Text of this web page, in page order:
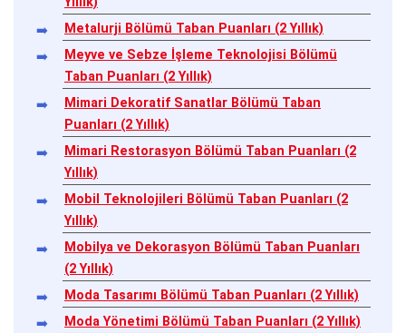
Metalurji Bölümü Taban Puanları (2 Yıllık)
Meyve ve Sebze İşleme Teknolojisi Bölümü
Taban Puanları (2 Yıllık)
Mimari Dekoratif Sanatlar Bölümü Taban
Puanları (2 Yıllık)
Mimari Restorasyon Bölümü Taban Puanları (2
Yıllık)
Mobil Teknolojileri Bölümü Taban Puanları (2
Yıllık)
Mobilya ve Dekorasyon Bölümü Taban Puanları
(2 Yıllık)
Moda Tasarımı Bölümü Taban Puanları (2 Yıllık)
Moda Yönetimi Bölümü Taban Puanları (2 Yıllık)